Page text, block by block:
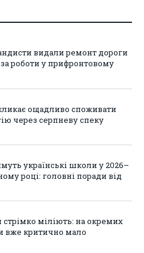
видали ремонт дороги
роботи у прифронтовому
ощадливо споживати
через серпневу спеку
українські школи у 2026–
році: головні поради від
стрімко міліють: на окремих
вже критично мало